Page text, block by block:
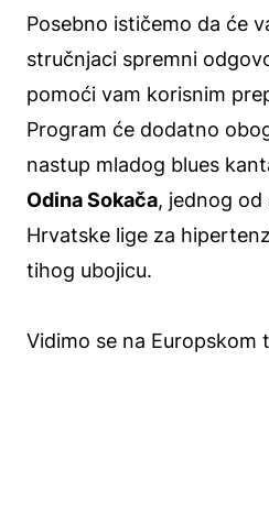
Posebno ističemo da će
stručnjaci spremni
pomoći vam korisnim
Program će dodatno
nastup mladog blues
Odina Sokača, jednog od
Hrvatske lige za
tihog ubojicu.
Vidimo se na Europskom